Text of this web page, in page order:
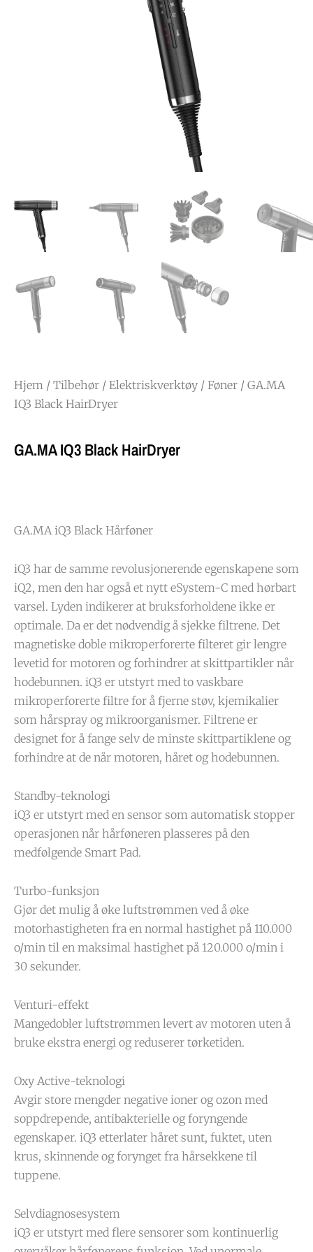
Hjem / Tilbehør / Elektriskverktøy / Føner / GA.MA
IQ3 Black HairDryer
GA.MA IQ3 Black HairDryer
GA.MA iQ3 Black Hårføner
iQ3 har de samme revolusjonerende egenskapene som
iQ2, men den har også et nytt eSystem-C med hørbart
varsel. Lyden indikerer at bruksforholdene ikke er
optimale. Da er det nødvendig å sjekke filtrene. Det
magnetiske doble mikroperforerte filteret gir lengre
levetid for motoren og forhindrer at skittpartikler når
hodebunnen. iQ3 er utstyrt med to vaskbare
mikroperforerte filtre for å fjerne støv, kjemikalier
som hårspray og mikroorganismer. Filtrene er
designet for å fange selv de minste skittpartiklene og
forhindre at de når motoren, håret og hodebunnen.
Standby-teknologi
iQ3 er utstyrt med en sensor som automatisk stopper
operasjonen når hårføneren plasseres på den
medfølgende Smart Pad.
Turbo-funksjon
Gjør det mulig å øke luftstrømmen ved å øke
motorhastigheten fra en normal hastighet på 110.000
o/min til en maksimal hastighet på 120.000 o/min i
30 sekunder.
Venturi-effekt
Mangedobler luftstrømmen levert av motoren uten å
bruke ekstra energi og reduserer tørketiden.
Oxy Active-teknologi
Avgir store mengder negative ioner og ozon med
soppdrepende, antibakterielle og foryngende
egenskaper. iQ3 etterlater håret sunt, fuktet, uten
krus, skinnende og forynget fra hårsekkene til
tuppene.
Selvdiagnosesystem
iQ3 er utstyrt med flere sensorer som kontinuerlig